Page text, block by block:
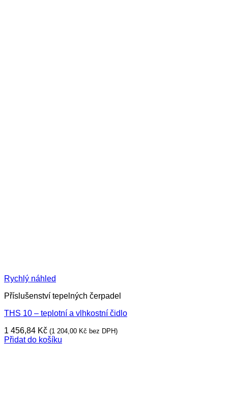
Rychlý náhled
Příslušenství tepelných čerpadel
THS 10 – teplotní a vlhkostní čidlo
1 456,84 Kč (1 204,00 Kč bez DPH)
Přidat do košíku